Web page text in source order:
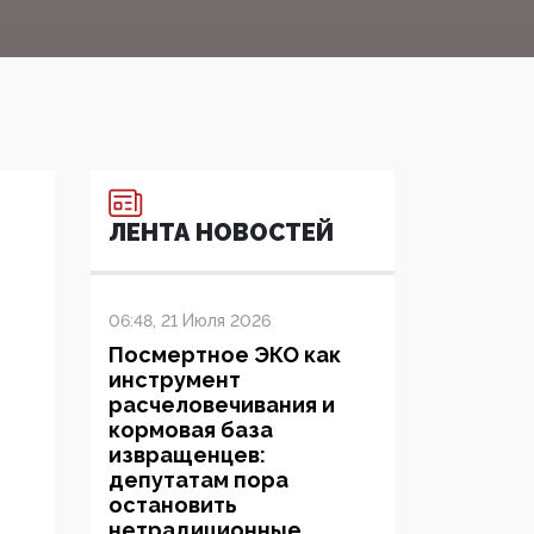
ЛЕНТА НОВОСТЕЙ
06:48, 21 Июля 2026
Посмертное ЭКО как
инструмент
расчеловечивания и
кормовая база
извращенцев:
депутатам пора
остановить